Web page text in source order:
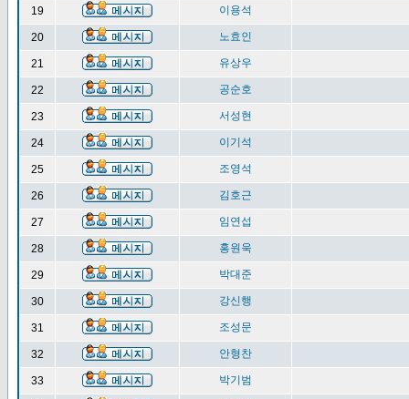
19 이용석
20 노효인
21 유상우
22 공순호
23 서성현
24 이기석
25 조영석
26 김호근
27 임연섭
28 홍원욱
29 박대준
30 강신행
31 조성문
32 안형찬
33 박기범